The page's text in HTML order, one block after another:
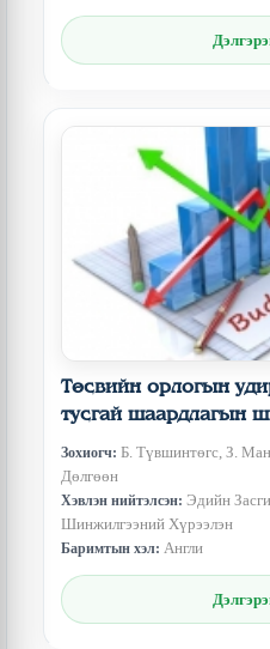
Төсвийн орлогын
тусгай шаардлагын
Зохиогч: Б. Түвшинтөгс, З.
Дөлгөөн
Хэвлэн нийтэлсэн: Эдийн
Шинжилгээний Хүрээлэн
Баримтын хэл: Англи